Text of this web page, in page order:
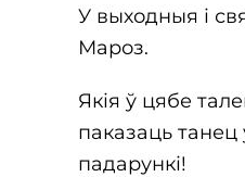
У выходныя і
Мароз.
Якія ў цябе
паказаць
падарункі!